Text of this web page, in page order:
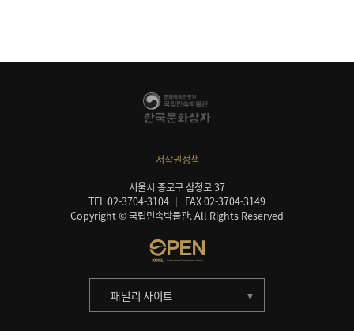
저작권정책
서울시 종로구 삼청로 37
TEL 02-3704-3104
FAX 02-3704-3149
Copyright © 국립민속박물관. All Rights Reserved
패밀리 사이트